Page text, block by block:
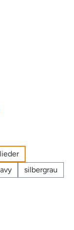
silbergrau